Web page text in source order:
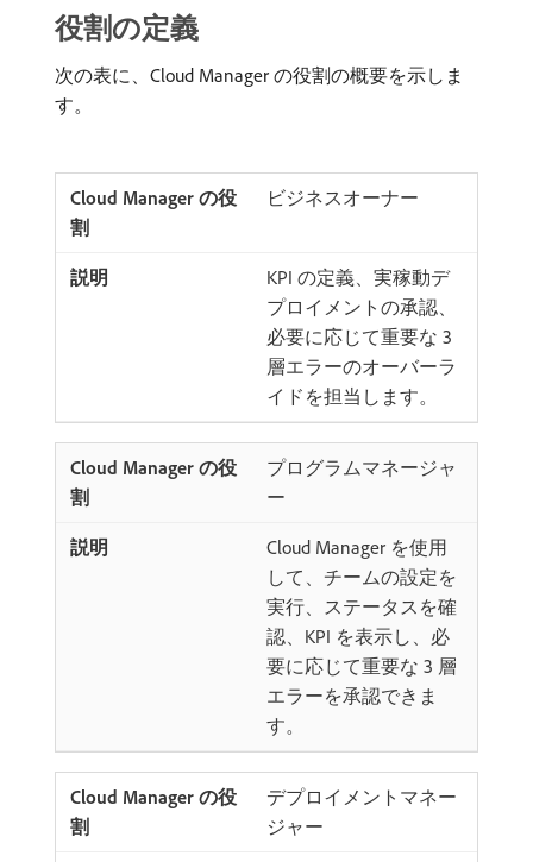
役割の定義
次の表に、Cloud Manager の役割の概要を示しま
す。
ビジネスオーナー
KPI の定義、実稼動デ
プロイメントの承認、
必要に応じて重要な 3
層エラーのオーバーラ
イドを担当します。
プログラムマネージャ
ー
Cloud Manager を使用
して、チームの設定を
実行、ステータスを確
認、KPI を表示し、必
要に応じて重要な 3 層
エラーを承認できま
す。
デプロイメントマネー
ジャー